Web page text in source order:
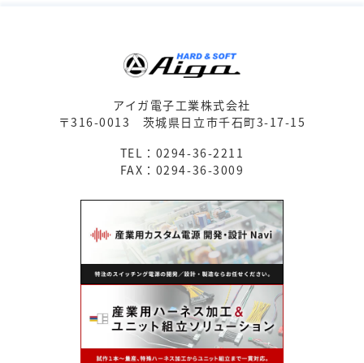
アイガ電子工業株式会社
〒316-0013 茨城県日立市千石町3-17-15
TEL：0294-36-2211
FAX：0294-36-3009